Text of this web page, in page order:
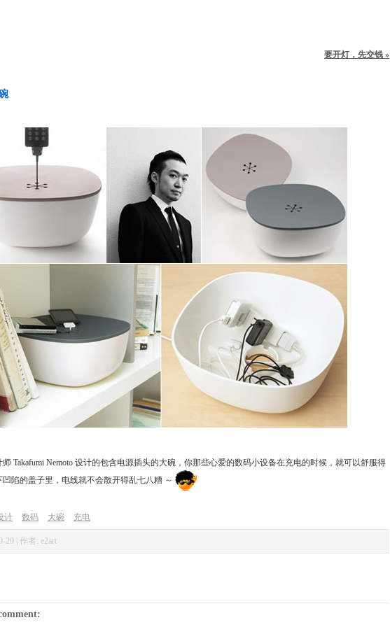
要开灯，先交钱 »
师 Takafumi Nemoto 设计的包含电源插头的大碗，你那些心爱的数码小设备在充电的时候，就可以舒服得
凹陷的盖子里，电线就不会散开得乱七八糟 ～
计 数码 大碗 充电
29 | 作者: e2art